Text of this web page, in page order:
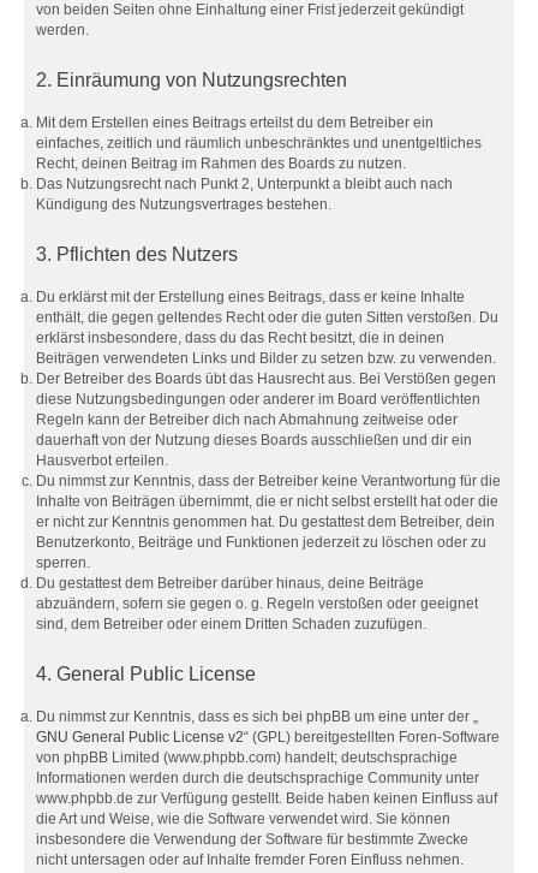
von beiden Seiten ohne Einhaltung einer Frist jederzeit gekündigt
werden.
2. Einräumung von Nutzungsrechten
Mit dem Erstellen eines Beitrags erteilst du dem Betreiber ein
einfaches, zeitlich und räumlich unbeschränktes und unentgeltliches
Recht, deinen Beitrag im Rahmen des Boards zu nutzen.
Das Nutzungsrecht nach Punkt 2, Unterpunkt a bleibt auch nach
Kündigung des Nutzungsvertrages bestehen.
3. Pflichten des Nutzers
Du erklärst mit der Erstellung eines Beitrags, dass er keine Inhalte
enthält, die gegen geltendes Recht oder die guten Sitten verstoßen. Du
erklärst insbesondere, dass du das Recht besitzt, die in deinen
Beiträgen verwendeten Links und Bilder zu setzen bzw. zu verwenden.
Der Betreiber des Boards übt das Hausrecht aus. Bei Verstößen gegen
diese Nutzungsbedingungen oder anderer im Board veröffentlichten
Regeln kann der Betreiber dich nach Abmahnung zeitweise oder
dauerhaft von der Nutzung dieses Boards ausschließen und dir ein
Hausverbot erteilen.
Du nimmst zur Kenntnis, dass der Betreiber keine Verantwortung für die
Inhalte von Beiträgen übernimmt, die er nicht selbst erstellt hat oder die
er nicht zur Kenntnis genommen hat. Du gestattest dem Betreiber, dein
Benutzerkonto, Beiträge und Funktionen jederzeit zu löschen oder zu
sperren.
Du gestattest dem Betreiber darüber hinaus, deine Beiträge
abzuändern, sofern sie gegen o. g. Regeln verstoßen oder geeignet
sind, dem Betreiber oder einem Dritten Schaden zuzufügen.
4. General Public License
Du nimmst zur Kenntnis, dass es sich bei phpBB um eine unter der „
GNU General Public License v2“ (GPL) bereitgestellten Foren-Software
von phpBB Limited (www.phpbb.com) handelt; deutschsprachige
Informationen werden durch die deutschsprachige Community unter
www.phpbb.de zur Verfügung gestellt. Beide haben keinen Einfluss auf
die Art und Weise, wie die Software verwendet wird. Sie können
insbesondere die Verwendung der Software für bestimmte Zwecke
nicht untersagen oder auf Inhalte fremder Foren Einfluss nehmen.